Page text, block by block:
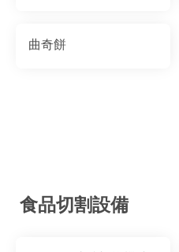
曲奇餅
食品切割設備